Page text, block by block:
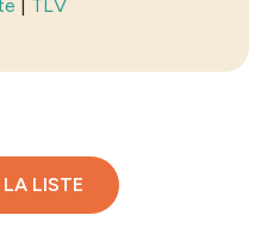
TLV
LISTE